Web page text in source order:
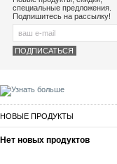
специальные предложения.
Подпишитесь на рассылку!
НОВЫЕ ПРОДУКТЫ
Нет новых продуктов